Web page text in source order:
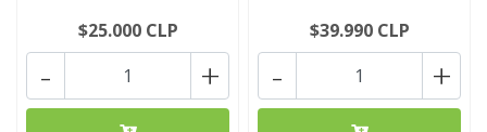
$25.000 CLP
+
-
$39.990 CLP
+
-